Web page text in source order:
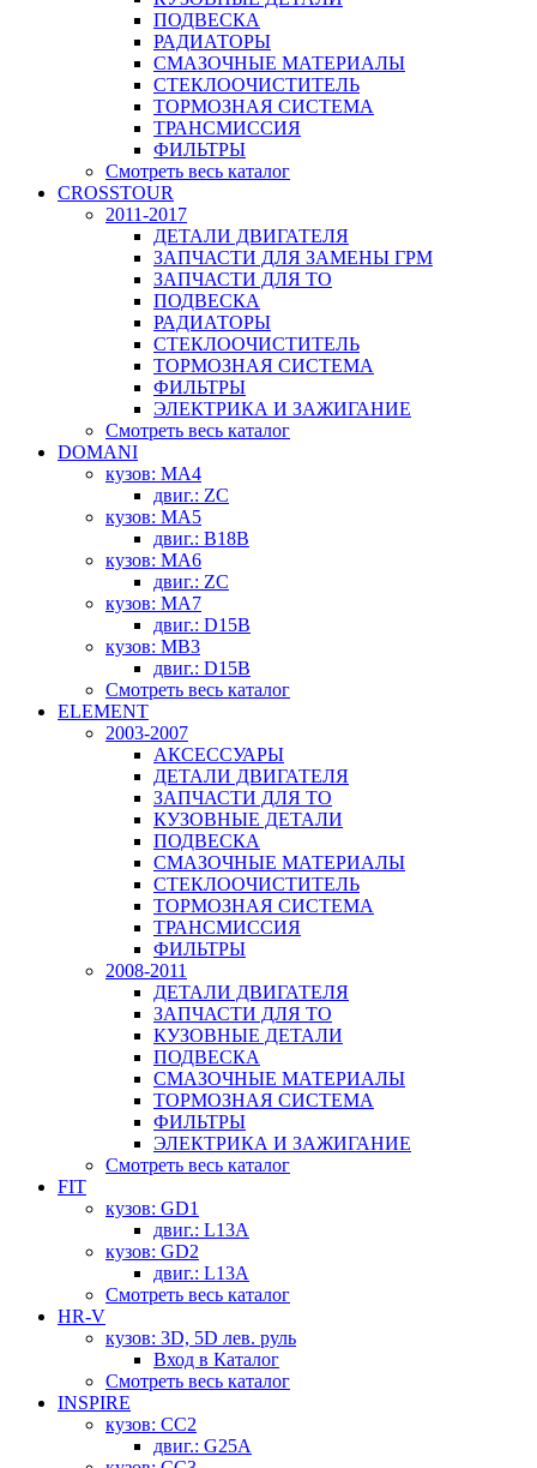
ПОДВЕСКА
РАДИАТОРЫ
СМАЗОЧНЫЕ МАТЕРИАЛЫ
СТЕКЛООЧИСТИТЕЛЬ
ТОРМОЗНАЯ СИСТЕМА
ТРАНСМИССИЯ
ФИЛЬТРЫ
Смотреть весь каталог
CROSSTOUR
2011-2017
ДЕТАЛИ ДВИГАТЕЛЯ
ЗАПЧАСТИ ДЛЯ ЗАМЕНЫ ГРМ
ЗАПЧАСТИ ДЛЯ ТО
ПОДВЕСКА
РАДИАТОРЫ
СТЕКЛООЧИСТИТЕЛЬ
ТОРМОЗНАЯ СИСТЕМА
ФИЛЬТРЫ
ЭЛЕКТРИКА И ЗАЖИГАНИЕ
Смотреть весь каталог
DOMANI
кузов: MA4
двиг.: ZC
кузов: MA5
двиг.: B18B
кузов: MA6
двиг.: ZC
кузов: MA7
двиг.: D15B
кузов: MB3
двиг.: D15B
Смотреть весь каталог
ELEMENT
2003-2007
АКСЕССУАРЫ
ДЕТАЛИ ДВИГАТЕЛЯ
ЗАПЧАСТИ ДЛЯ ТО
КУЗОВНЫЕ ДЕТАЛИ
ПОДВЕСКА
СМАЗОЧНЫЕ МАТЕРИАЛЫ
СТЕКЛООЧИСТИТЕЛЬ
ТОРМОЗНАЯ СИСТЕМА
ТРАНСМИССИЯ
ФИЛЬТРЫ
2008-2011
ДЕТАЛИ ДВИГАТЕЛЯ
ЗАПЧАСТИ ДЛЯ ТО
КУЗОВНЫЕ ДЕТАЛИ
ПОДВЕСКА
СМАЗОЧНЫЕ МАТЕРИАЛЫ
ТОРМОЗНАЯ СИСТЕМА
ФИЛЬТРЫ
ЭЛЕКТРИКА И ЗАЖИГАНИЕ
Смотреть весь каталог
FIT
кузов: GD1
двиг.: L13A
кузов: GD2
двиг.: L13A
Смотреть весь каталог
HR-V
кузов: 3D, 5D лев. руль
Вход в Каталог
Смотреть весь каталог
INSPIRE
кузов: CC2
двиг.: G25A